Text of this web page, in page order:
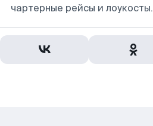
чартерные рейсы и лоукосты.